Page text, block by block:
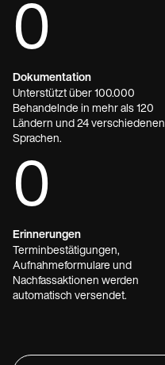
0
Dokumentation
Unterstützt über 100.000
Behandelnde in mehr als 120
Ländern und 24 verschiedenen
Sprachen.
0
Erinnerungen
Terminbestätigungen,
Aufnahmeformulare und
Nachfassaktionen werden
automatisch versendet.